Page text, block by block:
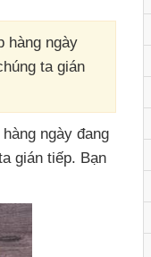
hàng ngày
ta gián
ngày đang
gián tiếp. Bạn